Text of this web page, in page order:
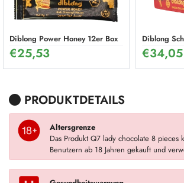
Diblong Power Honey 12er Box
€25,53
Diblong
€34,05
PRODUKTDETAILS
Altersgrenze
Das Produkt Q7 lady chocolate 8 pieces
Benutzern ab 18 Jahren gekauft und